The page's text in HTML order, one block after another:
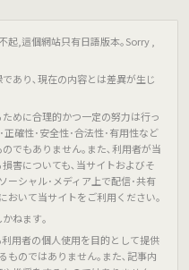
起,這個網站只有日語版本｡Sorry ,
あり､現在の内容とは差異が生じ
めに合理的かつ一定の努力は行っ
確性･安全性･合法性･有用性など
でもありません｡また､利用者が当
害についても､当サイトおよびそ
ーシャル･メディア上で配信･共有
おいて当サイトをご利用ください｡
ねます｡
用者の個人使用を目的として提供
ものではありません｡また､記事内